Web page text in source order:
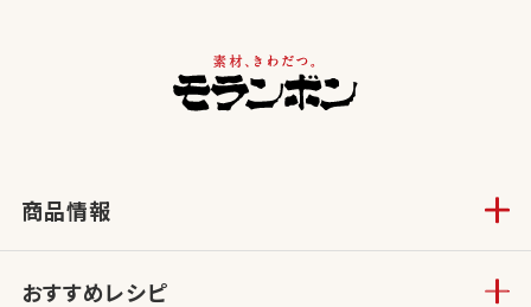
商品情報
おすすめレシピ